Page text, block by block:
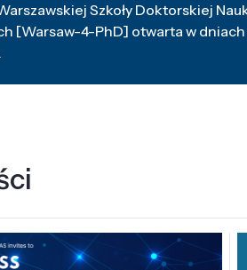
Szkoły Doktorskiej
[Warsaw-4-PhD] otwarta w dniach